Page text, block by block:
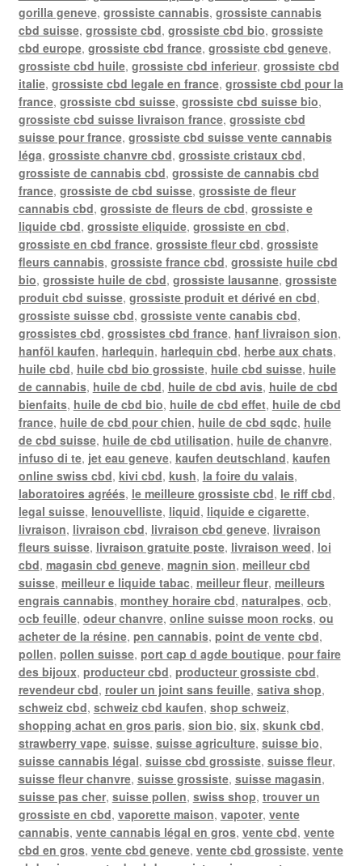
gorilla geneve, grossiste cannabis, grossiste cannabis
cbd suisse, grossiste cbd, grossiste cbd bio, grossiste
cbd europe, grossiste cbd france, grossiste cbd geneve,
grossiste cbd huile, grossiste cbd inferieur, grossiste cbd
italie, grossiste cbd legale en france, grossiste cbd pour la
france, grossiste cbd suisse, grossiste cbd suisse bio,
grossiste cbd suisse livraison france, grossiste cbd
suisse pour france, grossiste cbd suisse vente cannabis
léga, grossiste chanvre cbd, grossiste cristaux cbd,
grossiste de cannabis cbd, grossiste de cannabis cbd
france, grossiste de cbd suisse, grossiste de fleur
cannabis cbd, grossiste de fleurs de cbd, grossiste e
liquide cbd, grossiste eliquide, grossiste en cbd,
grossiste en cbd france, grossiste fleur cbd, grossiste
fleurs cannabis, grossiste france cbd, grossiste huile cbd
bio, grossiste huile de cbd, grossiste lausanne, grossiste
produit cbd suisse, grossiste produit et dérivé en cbd,
grossiste suisse cbd, grossiste vente canabis cbd,
grossistes cbd, grossistes cbd france, hanf livraison sion,
hanföl kaufen, harlequin, harlequin cbd, herbe aux chats,
huile cbd, huile cbd bio grossiste, huile cbd suisse, huile
de cannabis, huile de cbd, huile de cbd avis, huile de cbd
bienfaits, huile de cbd bio, huile de cbd effet, huile de cbd
france, huile de cbd pour chien, huile de cbd sqdc, huile
de cbd suisse, huile de cbd utilisation, huile de chanvre,
infuso di te, jet eau geneve, kaufen deutschland, kaufen
online swiss cbd, kivi cbd, kush, la foire du valais,
laboratoires agréés, le meilleure grossiste cbd, le riff cbd,
legal suisse, lenouvelliste, liquid, liquide e cigarette,
livraison, livraison cbd, livraison cbd geneve, livraison
fleurs suisse, livraison gratuite poste, livraison weed, loi
cbd, magasin cbd geneve, magnin sion, meilleur cbd
suisse, meilleur e liquide tabac, meilleur fleur, meilleurs
engrais cannabis, monthey horaire cbd, naturalpes, ocb,
ocb feuille, odeur chanvre, online suisse moon rocks, ou
acheter de la résine, pen cannabis, point de vente cbd,
pollen, pollen suisse, port cap d agde boutique, pour faire
des bijoux, producteur cbd, producteur grossiste cbd,
revendeur cbd, rouler un joint sans feuille, sativa shop,
schweiz cbd, schweiz cbd kaufen, shop schweiz,
shopping achat en gros paris, sion bio, six, skunk cbd,
strawberry vape, suisse, suisse agriculture, suisse bio,
suisse cannabis légal, suisse cbd grossiste, suisse fleur,
suisse fleur chanvre, suisse grossiste, suisse magasin,
suisse pas cher, suisse pollen, swiss shop, trouver un
grossiste en cbd, vaporette maison, vapoter, vente
cannabis, vente cannabis légal en gros, vente cbd, vente
cbd en gros, vente cbd geneve, vente cbd grossiste, vente